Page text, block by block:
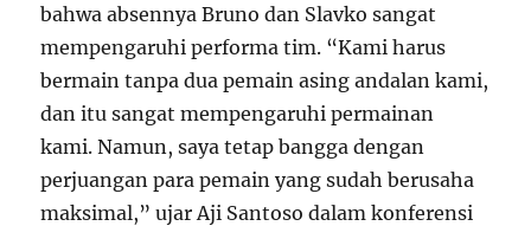
bahwa absennya Bruno dan Slavko sangat
mempengaruhi performa tim. “Kami harus
bermain tanpa dua pemain asing andalan kami,
dan itu sangat mempengaruhi permainan
kami. Namun, saya tetap bangga dengan
perjuangan para pemain yang sudah berusaha
maksimal,” ujar Aji Santoso dalam konferensi